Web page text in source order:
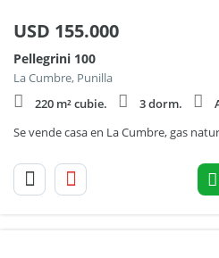
USD 155.000
Pellegrini 100
La Cumbre, Punilla
220 m² cubie.
3 dorm.
Se vende casa en La Cumbre, gas